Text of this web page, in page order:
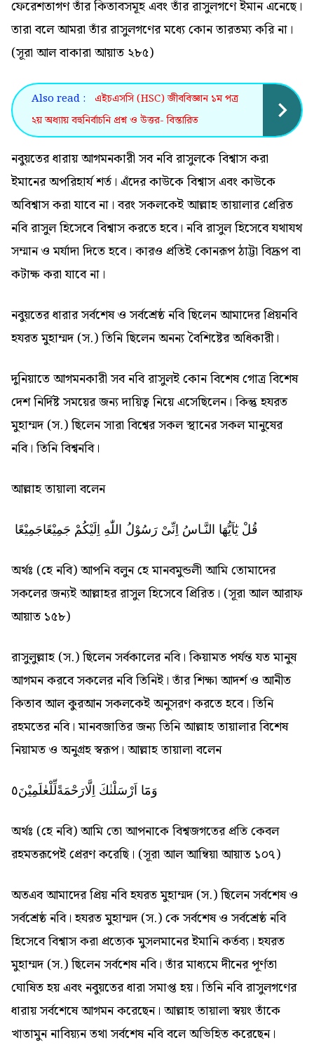
ফেরেশতাগণ তাঁর কিতাবসমূহ এবং তাঁর রাসুলগণে ইমান এনেছে।
তারা বলে আমরা তাঁর রাসুলগণের মধ্যে কোন তারতম্য করি না।
(সূরা আল বাকারা আয়াত ২৮৫)
Also read :
এইচএসসি (HSC) জীববিজ্ঞান ১ম পত্র
২য় অধ্যায় বহুনির্বাচনি প্রশ্ন ও উত্তর- বিস্তারিত
নবুয়তের ধারায় আগমনকারী সব নবি রাসুলকে বিশ্বাস করা
ইমানের অপরিহার্য শর্ত। এঁদের কাউকে বিশ্বাস এবং কাউকে
অবিশ্বাস করা যাবে না। বরং সকলকেই আল্লাহ তায়ালার প্রেরিত
নবি রাসুল হিসেবে বিশ্বাস করতে হবে। নবি রাসুল হিসেবে যথাযথ
সম্মান ও মর্যাদা দিতে হবে। কারও প্রতিই কোনরূপ ঠাট্টা বিদ্রূপ বা
কটাক্ষ করা যাবে না।
নবুয়তের ধারার সর্বশেষ ও সর্বশ্রেষ্ঠ নবি ছিলেন আমাদের প্রিয়নবি
হযরত মুহাম্মদ (স.) তিনি ছিলেন অনন্য বৈশিষ্টের অধিকারী।
দুনিয়াতে আগমনকারী সব নবি রাসুলই কোন বিশেষ গোত্র বিশেষ
দেশ নির্দিষ্ট সময়ের জন্য দায়িত্ব নিয়ে এসেছিলেন। কিন্তু হযরত
মুহাম্মদ (স.) ছিলেন সারা বিশ্বের সকল স্থানের সকল মানুষের
নবি। তিনি বিশ্বনবি।
আল্লাহ তায়ালা বলেন
قُلْ يٰٓاَيُّهَا النَّـاسُ اِنِّىْ رَسُوْلُ اللّٰهِ اِلَيْكُمْ جَمِيْعًاجَمِيْعًا
অর্থঃ (হে নবি) আপনি বলুন হে মানবমুন্ডলী আমি তোমাদের
সকলের জন্যই আল্লাহর রাসুল হিসেবে প্রিরিত। (সূরা আল আরাফ
আয়াত ১৫৮)
রাসুলুল্লাহ (স.) ছিলেন সর্বকালের নবি। কিয়ামত পর্যন্ত যত মানুষ
আগমন করবে সকলের নবি তিনিই। তাঁর শিক্ষা আদর্শ ও আনীত
কিতাব আল কুরআন সকলকেই অনুসরণ করতে হবে। তিনি
রহমতের নবি। মানবজাতির জন্য তিনি আল্লাহ তায়ালার বিশেষ
নিয়ামত ও অনুগ্রহ স্বরূপ। আল্লাহ তায়ালা বলেন
وَمَٓا اَرْسَلْنٰكَ اِلَّارَحْمَةًلِّلْعٰلَمِيْنَ٥
অর্থঃ (হে নবি) আমি তো আপনাকে বিশ্বজগতের প্রতি কেবল
রহমতরূপেই প্রেরণ করেছি। (সূরা আল আম্বিয়া আয়াত ১০৭)
অতএব আমাদের প্রিয় নবি হযরত মুহাম্মদ (স.) ছিলেন সর্বশেষ ও
সর্বশ্রেষ্ঠ নবি। হযরত মুহাম্মদ (স.) কে সর্বশেষ ও সর্বশ্রেষ্ঠ নবি
হিসেবে বিশ্বাস করা প্রত্যেক মুসলমানের ইমানি কর্তব্য। হযরত
মুহাম্মদ (স.) ছিলেন সর্বশেষ নবি। তাঁর মাধ্যমে দীনের পূর্ণতা
ঘোষিত হয় এবং নবুয়তের ধারা সমাপ্ত হয়। তিনি নবি রাসুলগণের
ধারায় সর্বশেষে আগমন করেছেন। আল্লাহ তায়ালা স্বয়ং তাঁকে
খাতামুন নাবিয়্যন তথা সর্বশেষ নবি বলে অভিহিত করেছেন।